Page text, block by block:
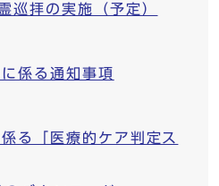
巡拝の実施（予定）
係る通知事項
る「医療的ケア判定ス